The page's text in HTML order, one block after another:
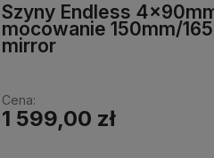
Szyny Endless
mocowanie 150mm/
mirror
Cena:
1 599,00 zł